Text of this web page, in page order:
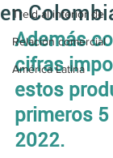
Treid al interior de
Relación comercial
América Latina
en
Además
cifras
estos
primeros
2022.